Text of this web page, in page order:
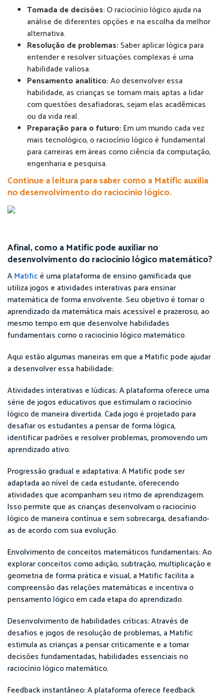
Tomada de decisões: O raciocínio lógico ajuda na
análise de diferentes opções e na escolha da melhor
alternativa.
Resolução de problemas: Saber aplicar lógica para
entender e resolver situações complexas é uma
habilidade valiosa.
Pensamento analítico:Ao desenvolver essa
habilidade, as crianças se tornam mais aptas a lidar
com questões desafiadoras, sejam elas acadêmicas
ou da vida real.
Preparação para o futuro: Em um mundo cada vez
mais tecnológico, o raciocínio lógico é fundamental
para carreiras em áreas como ciência da computação,
engenharia e pesquisa.
Continue a leitura para saber como a Matific auxilia
no desenvolvimento do raciocínio lógico.
Afinal, como a Matific pode auxiliar no
desenvolvimento do raciocínio lógico matemático?
AMatificé uma plataforma de ensino gamificada que
utiliza jogos e atividades interativas para ensinar
matemática de forma envolvente. Seu objetivo é tornar o
aprendizado da matemática mais acessível e prazeroso, ao
mesmo tempo em que desenvolve habilidades
fundamentais como o raciocínio lógico matemático.
Aqui estão algumas maneiras em que a Matific pode ajudar
a desenvolver essa habilidade:
Atividades interativas e lúdicas: A plataforma oferece uma
série de jogos educativos que estimulam o raciocínio
lógico de maneira divertida. Cada jogo é projetado para
desafiar os estudantes a pensar de forma lógica,
identificar padrões e resolver problemas, promovendo um
aprendizado ativo.
Progressão gradual e adaptativa: A Matific pode ser
adaptada ao nível de cada estudante, oferecendo
atividades que acompanham seu ritmo de aprendizagem.
Isso permite que as crianças desenvolvam o raciocínio
lógico de maneira contínua e sem sobrecarga, desafiando-
as de acordo com sua evolução.
Envolvimento de conceitos matemáticos fundamentais: Ao
explorar conceitos como adição, subtração, multiplicação e
geometria de forma prática e visual, a Matific facilita a
compreensão das relações matemáticas e incentiva o
pensamento lógico em cada etapa do aprendizado.
Desenvolvimento de habilidades críticas: Através de
desafios e jogos de resolução de problemas, a Matific
estimula as crianças a pensar criticamente e a tomar
decisões fundamentadas, habilidades essenciais no
raciocínio lógico matemático.
Feedback instantâneo: A plataforma oferece feedback